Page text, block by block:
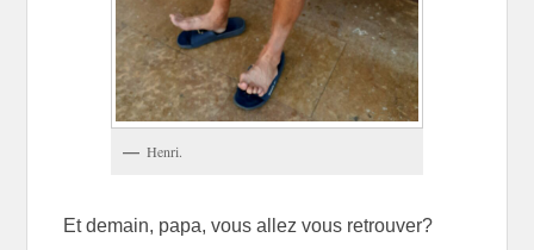
Henri.
Et demain, papa, vous allez vous retrouver?